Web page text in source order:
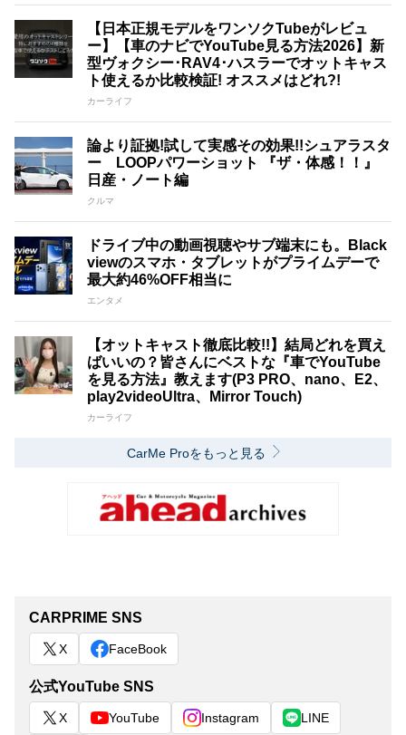
【日本正規モデルをワンソクTubeがレビュ
ー】【車のナビでYouTube見る方法2026】新
型ヴォクシー･RAV4･ハスラーでオットキャス
ト使えるか比較検証! オススメはどれ?!
カーライフ
論より証拠!試して実感その効果!!シュアラスタ
ー LOOPパワーショット 『ザ・体感！！』
日産・ノート編
クルマ
ドライブ中の動画視聴やサブ端末にも。Black
viewのスマホ・タブレットがプライムデーで
最大約46%OFF相当に
エンタメ
【オットキャスト徹底比較!!】結局どれを買え
ばいいの？皆さんにベストな『車でYouTube
を見る方法』教えます(P3 PRO、nano、E2、
play2videoUltra、Mirror Touch)
カーライフ
CarMe Proをもっと見る
CARPRIME SNS
X FaceBook
公式YouTube SNS
X YouTube Instagram LINE